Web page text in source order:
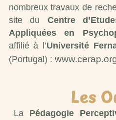
nombreux travaux de
site du Centre
Appliquées en
affilié à l’Université
(Portugal) :
Les
La Pédagogie